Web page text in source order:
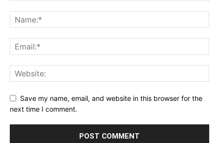
Save my name, email, and website in this browser for the
next time I comment.